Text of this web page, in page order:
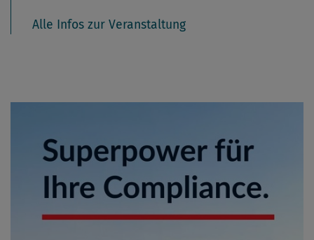
Alle Infos zur Veranstaltung